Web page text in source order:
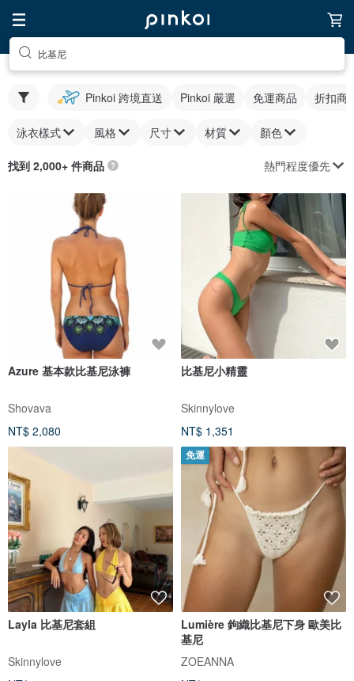
比基尼
Pinkoi 跨境直送 Pinkoi 嚴選 免運商品 折扣商
泳衣樣式 風格 尺寸 材質 顏色
找到 2,000+ 件商品 熱門程度優先
Azure 基本款比基尼泳褲
Shovava
NT$ 2,080
比基尼小精靈
Skinnylove
NT$ 1,351
Layla 比基尼套組
Skinnylove
免運
Lumière 鉤織比基尼下身 歐美比
基尼
ZOEANNA